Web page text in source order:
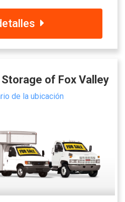
of Fox Valley
de la ubicación